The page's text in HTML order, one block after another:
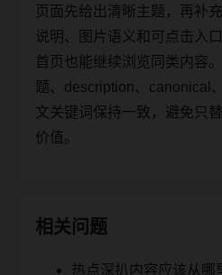
页面先给出清晰主题，再补
说明、图片语义和可点击入
首页也能继续浏览同类内容
题、description、canonical
文关键词保持一致，避免只
价值。
相关问题
热点深扒内容应该从哪